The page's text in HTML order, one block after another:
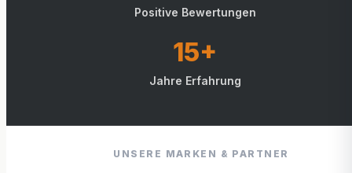
Positive Bewertungen
15+
Jahre Erfahrung
UNSERE MARKEN & PARTNER